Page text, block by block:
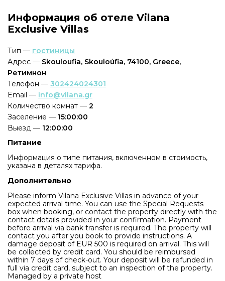
Информация об отеле Vilana
Exclusive Villas
Тип — гостиницы
Адрес — Skouloufia, Skouloúfia, 74100, Greece,
Ретимнон
Телефон — 302424024301
Email — info@vilana.gr
Количество комнат — 2
Заселение — 15:00:00
Выезд — 12:00:00
Питание
Информация о типе питания, включенном в стоимость,
указана в деталях тарифа.
Дополнительно
Please inform Vilana Exclusive Villas in advance of your
expected arrival time. You can use the Special Requests
box when booking, or contact the property directly with the
contact details provided in your confirmation. Payment
before arrival via bank transfer is required. The property will
contact you after you book to provide instructions. A
damage deposit of EUR 500 is required on arrival. This will
be collected by credit card. You should be reimbursed
within 7 days of check-out. Your deposit will be refunded in
full via credit card, subject to an inspection of the property.
Managed by a private host